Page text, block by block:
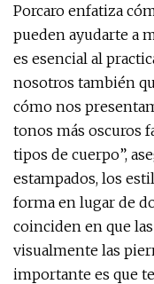
Porcaro enfatiza
pueden ayudarte a
es esencial al
nosotros también
cómo nos
tonos más oscuros
tipos de cuerpo”,
estampados, los
forma en lugar de
coinciden en que
visualmente las
importante es que